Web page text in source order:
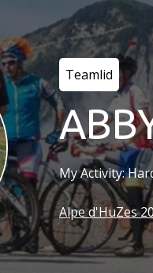
Travel and accomodation
Apparel
Training
Meals
Pack your suitcase
Alpe d'HuZes week
Teamlid
My Activity:
Alpe d'HuZes